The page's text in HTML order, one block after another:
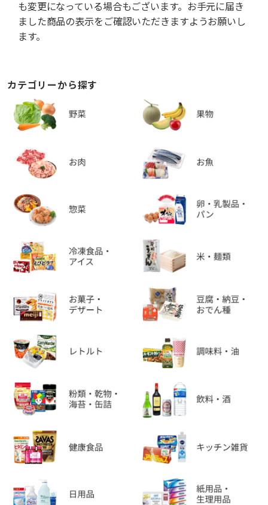
も変更になっている場合もございます。お手元に届き
ました商品の表示をご確認いただきますようお願いし
ます。
カテゴリーから探す